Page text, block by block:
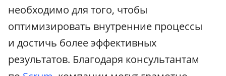
необходимо для того, чтобы
оптимизировать внутренние процессы
и достичь более эффективных
результатов. Благодаря консультантам